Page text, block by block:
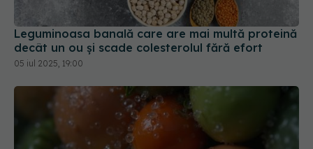
Leguminoasa banală care are mai multă proteină
decât un ou și scade colesterolul fără efort
05 iul 2025, 19:00